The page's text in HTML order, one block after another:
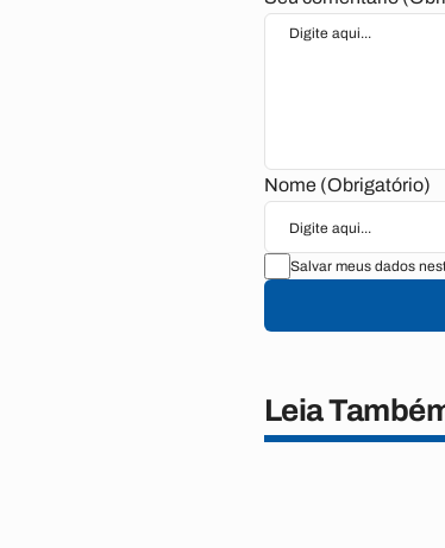
Nome (Obrigatório)
Salvar meus dados
Leia